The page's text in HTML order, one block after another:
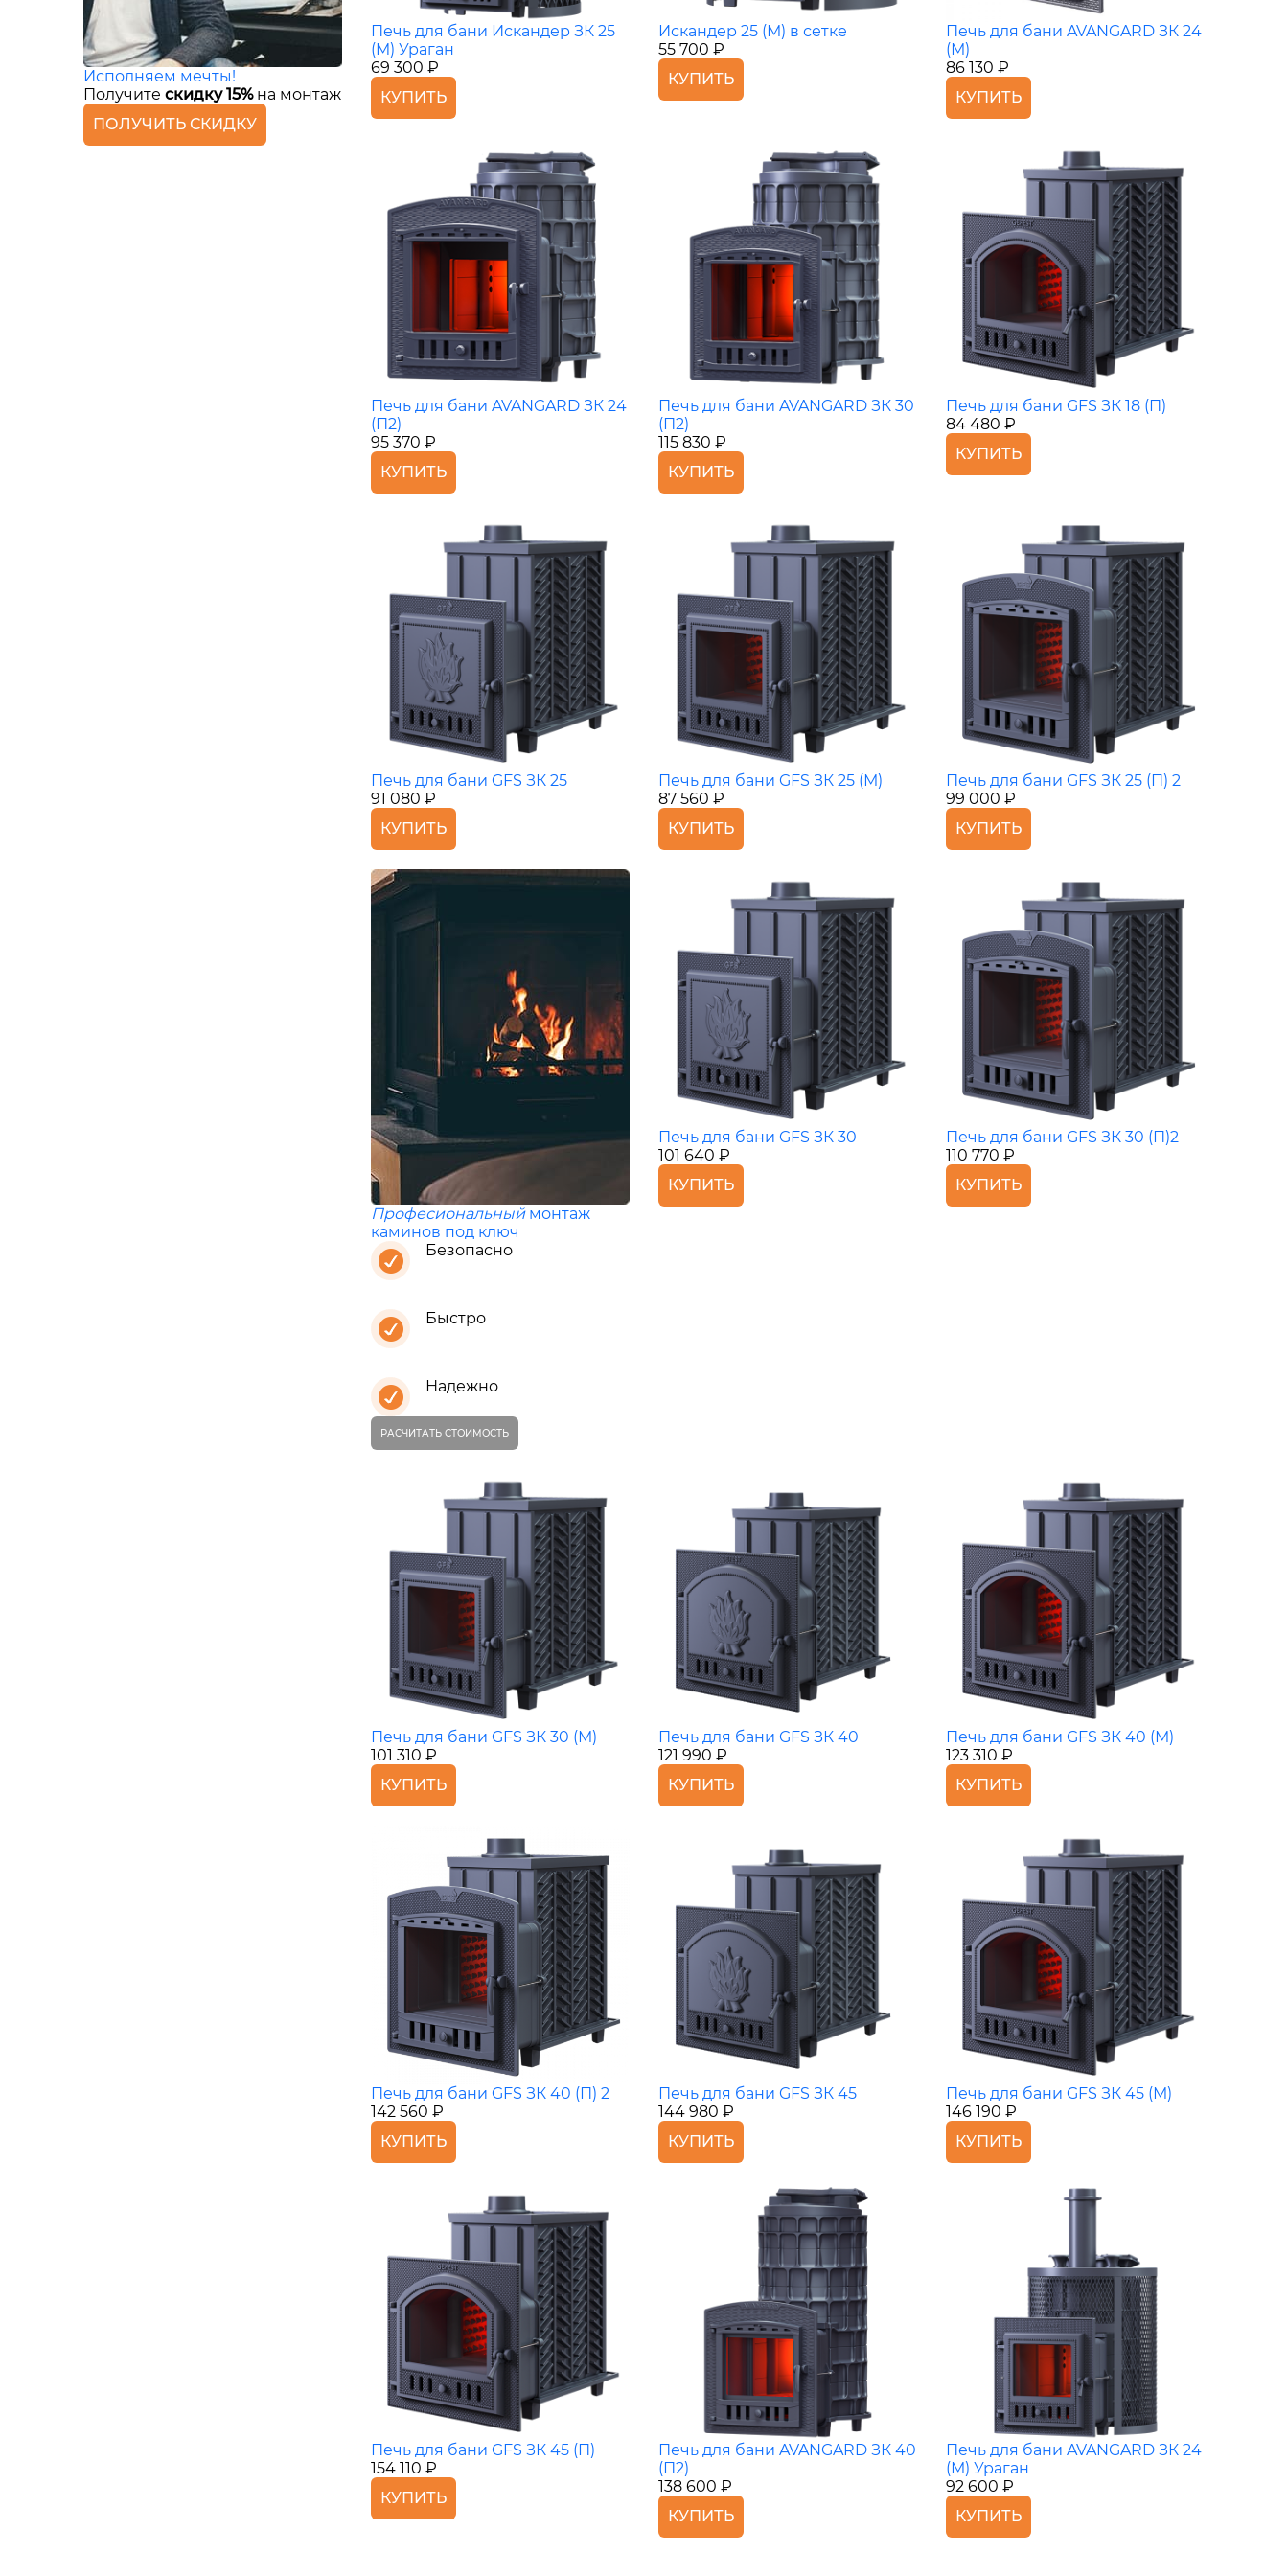
Исполняем мечты!
Получите скидку 15%на монтаж
ПОЛУЧИТЬ СКИДКУ
Печь для бани Искандер ЗК 25
(M) Ураган
69 300 ₽
КУПИТЬ
Искандер 25 (М) в сетке
55 700 ₽
КУПИТЬ
Печь для бани AVANGARD ЗК 24
(М)
86 130 ₽
КУПИТЬ
Печь для бани AVANGARD ЗК 24
(П2)
95 370 ₽
КУПИТЬ
Печь для бани AVANGARD ЗК 30
(П2)
115 830 ₽
КУПИТЬ
Печь для бани GFS ЗК 18 (П)
84 480 ₽
КУПИТЬ
Печь для бани GFS ЗК 25
91 080 ₽
КУПИТЬ
Печь для бани GFS ЗК 25 (М)
87 560 ₽
КУПИТЬ
Печь для бани GFS ЗК 25 (П) 2
99 000 ₽
КУПИТЬ
Професиональныймонтаж
каминов под ключ
Безопасно
Быстро
Надежно
РАСЧИТАТЬ СТОИМОСТЬ
Печь для бани GFS ЗК 30
101 640 ₽
КУПИТЬ
Печь для бани GFS ЗК 30 (П)2
110 770 ₽
КУПИТЬ
Печь для бани GFS ЗК 30 (М)
101 310 ₽
КУПИТЬ
Печь для бани GFS ЗК 40
121 990 ₽
КУПИТЬ
Печь для бани GFS ЗК 40 (М)
123 310 ₽
КУПИТЬ
Печь для бани GFS ЗК 40 (П) 2
142 560 ₽
КУПИТЬ
Печь для бани GFS ЗК 45
144 980 ₽
КУПИТЬ
Печь для бани GFS ЗК 45 (М)
146 190 ₽
КУПИТЬ
Печь для бани GFS ЗК 45 (П)
154 110 ₽
КУПИТЬ
Печь для бани AVANGARD ЗК 40
(П2)
138 600 ₽
КУПИТЬ
Печь для бани AVANGARD ЗК 24
(М) Ураган
92 600 ₽
КУПИТЬ